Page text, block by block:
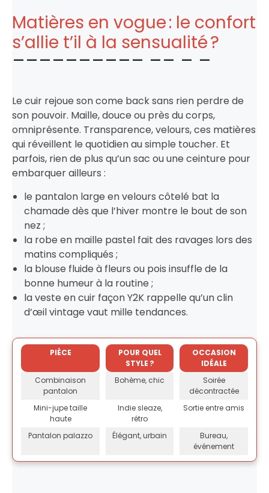
Matières en vogue : le confort
s’allie t’il à la sensualité ?
Le cuir rejoue son come back sans rien perdre de
son pouvoir. Maille, douce ou près du corps,
omniprésente. Transparence, velours, ces matières
qui réveillent le quotidien au simple toucher. Et
parfois, rien de plus qu’un sac ou une ceinture pour
embarquer ailleurs :
le pantalon large en velours côtelé bat la
chamade dès que l’hiver montre le bout de son
nez ;
la robe en maille pastel fait des ravages lors des
matins compliqués ;
la blouse fluide à fleurs ou pois insuffle de la
bonne humeur à la routine ;
la veste en cuir façon Y2K rappelle qu’un clin
d’œil vintage vaut mille tendances.
PIÈCE
POUR QUEL
STYLE ?
OCCASION
IDÉALE
Combinaison
pantalon
Bohème, chic
Soirée
décontractée
Mini-jupe taille
haute
Indie sleaze,
rétro
Sortie entre amis
Pantalon palazzo Élégant, urbain
Bureau,
événement